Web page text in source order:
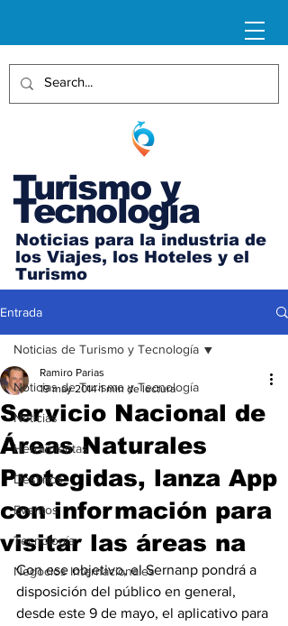
Turismo y
Tecnología
Noticias para la industria de
los Viajes, los Hoteles y el
Turismo
Entrada
Noticias de Turismo y Tecnología
Noticias
Herramientas
Destinos
Eventos
Tecnología
Negocios Internacionales
Noticias de Turismo y Tecnología
Servicio Nacional de
Áreas Naturales
Protegidas, lanza App
con información para
visitar las áreas na
Ramiro Parias
19 may 2014 1 min de lectura
Con ese objetivo, el Sernanp pondrá a
disposición del público en general,
desde este 9 de mayo, el aplicativo para